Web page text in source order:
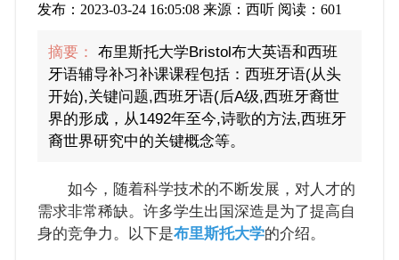
发布：2023-03-24 16:05:08 来源：西听 阅读：601
摘要：
布里斯托大学Bristol布大英语和西班
牙语辅导补习补课课程包括：西班牙语(从头
开始),关键问题,西班牙语(后A级,西班牙裔世
界的形成，从1492年至今,诗歌的方法,西班牙
裔世界研究中的关键概念等。
如今，随着科学技术的不断发展，对人才的
需求非常稀缺。许多学生出国深造是为了提高自
身的竞争力。以下是布里斯托大学的介绍。